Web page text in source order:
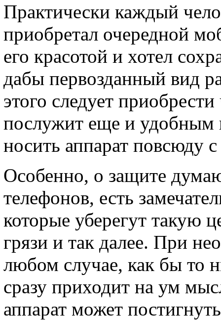
Практически каждый
приобретал очередной
его красотой и хотел
дабы первозданный вид
этого следует
послужит еще и удобным
носить аппарат повсюду
Особенно, о защите
телефонов, есть
которые уберегут такую
грязи и так далее. При
любом случае, как бы то
сразу приходит на ум
аппарат может